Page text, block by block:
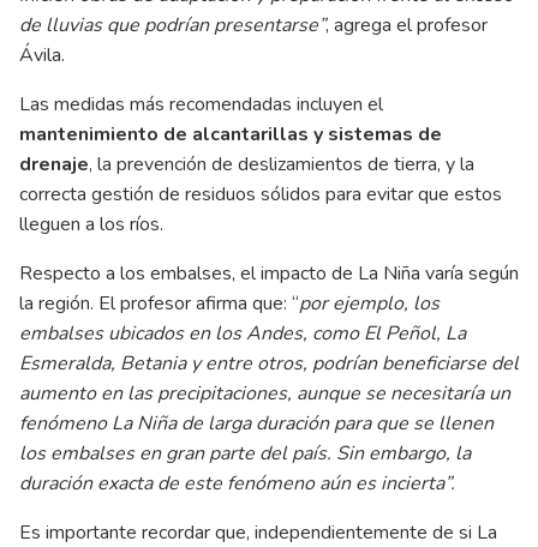
de lluvias que podrían presentarse”, agrega el profesor
Ávila.
Las medidas más recomendadas incluyen el
mantenimiento de alcantarillas y sistemas de
drenaje, la prevención de deslizamientos de tierra, y la
correcta gestión de residuos sólidos para evitar que estos
lleguen a los ríos.
Respecto a los embalses, el impacto de La Niña varía según
la región. El profesor afirma que: “por ejemplo, los
embalses ubicados en los Andes, como El Peñol, La
Esmeralda, Betania y entre otros, podrían beneficiarse del
aumento en las precipitaciones, aunque se necesitaría un
fenómeno La Niña de larga duración para que se llenen
los embalses en gran parte del país. Sin embargo, la
duración exacta de este fenómeno aún es incierta”.
Es importante recordar que, independientemente de si La